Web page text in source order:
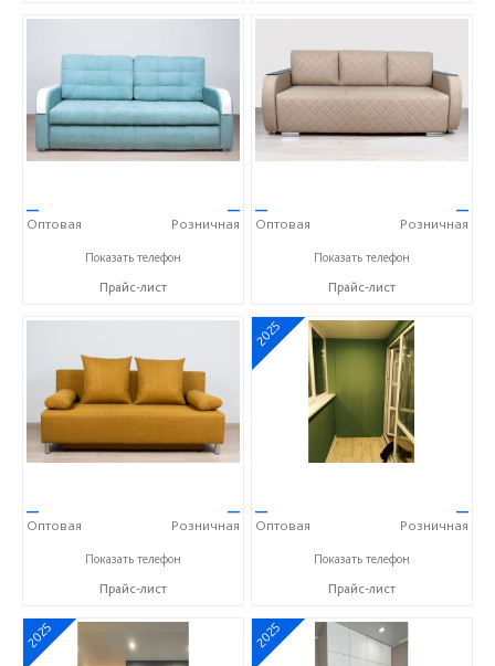
—
Оптовая
—
Розничная
+7 (937) 423-36-37
Показать телефон
Прайс-лист
—
Оптовая
—
Розничная
+7 (937) 423-36-37
Показать телефон
Прайс-лист
—
Оптовая
—
Розничная
+7 (937) 423-36-37
Показать телефон
Прайс-лист
2025
—
Оптовая
—
Розничная
+7 (937) 423-36-37
Показать телефон
Прайс-лист
2025 2025